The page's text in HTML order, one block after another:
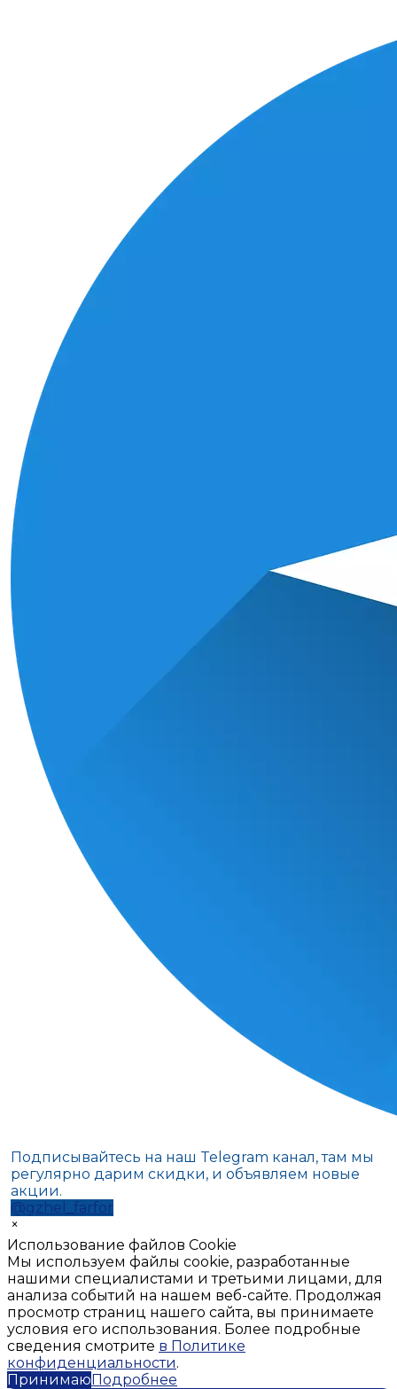
Подписывайтесь на наш Telegram канал, там мы
регулярно дарим скидки, и объявляем новые
акции.
@gzhel_farfor
×
Использование файлов Cookie
Мы используем файлы cookie, разработанные
нашими специалистами и третьими лицами, для
анализа событий на нашем веб-сайте. Продолжая
просмотр страниц нашего сайта, вы принимаете
условия его использования. Более подробные
сведения смотрите в Политике
конфиденциальности.
ПринимаюПодробнее